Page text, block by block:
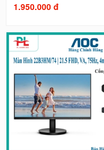
1.950.000 đ